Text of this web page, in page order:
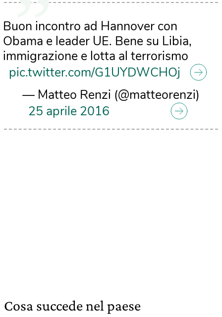
Buon incontro ad Hannover con
Obama e leader UE. Bene su Libia,
immigrazione e lotta al terrorismo
pic.twitter.com/G1UYDWCHOj
— Matteo Renzi (@matteorenzi)
25 aprile 2016
Cosa succede nel paese